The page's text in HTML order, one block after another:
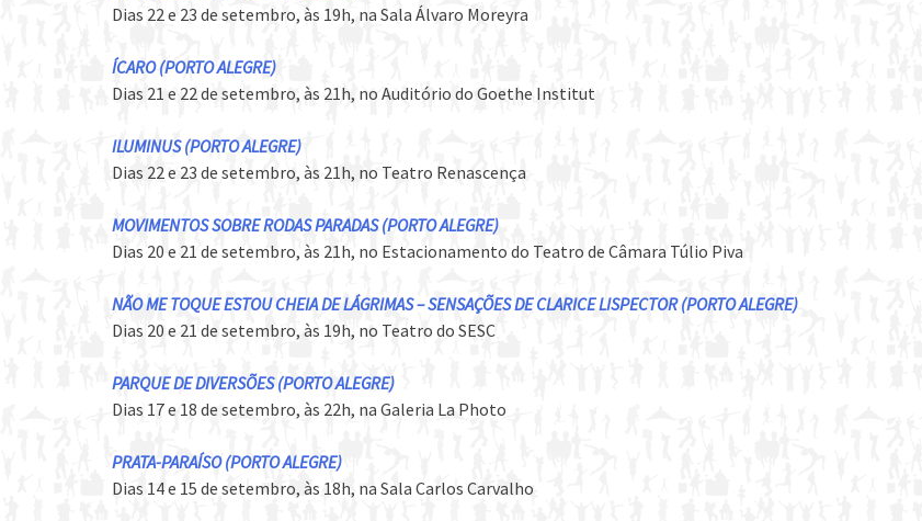
Dias 22 e 23 de setembro, às 19h, na Sala Álvaro Moreyra
ÍCARO (PORTO ALEGRE)
Dias 21 e 22 de setembro, às 21h, no Auditório do Goethe Institut
ILUMINUS (PORTO ALEGRE)
Dias 22 e 23 de setembro, às 21h, no Teatro Renascença
MOVIMENTOS SOBRE RODAS PARADAS (PORTO ALEGRE)
Dias 20 e 21 de setembro, às 21h, no Estacionamento do Teatro de Câmara Túlio Piva
NÃO ME TOQUE ESTOU CHEIA DE LÁGRIMAS – SENSAÇÕES DE CLARICE LISPECTOR (PORTO ALEGRE)
Dias 20 e 21 de setembro, às 19h, no Teatro do SESC
PARQUE DE DIVERSÕES (PORTO ALEGRE)
Dias 17 e 18 de setembro, às 22h, na Galeria La Photo
PRATA-PARAÍSO (PORTO ALEGRE)
Dias 14 e 15 de setembro, às 18h, na Sala Carlos Carvalho